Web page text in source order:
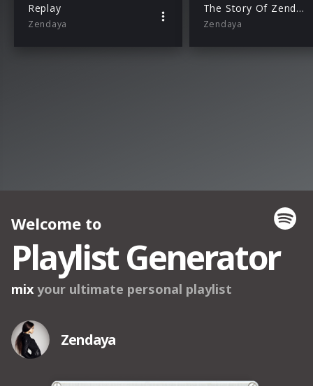
Replay
Zendaya
The Story Of Zendaya (Episode 1)
Zendaya